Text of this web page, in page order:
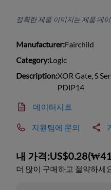
정확한 제품 이미지는 제품 데
Manufacturer:Fairchild
Category:Logic
Description:XOR Gate, S
PDIP14
데이터시트
지원팀에 문의
내 가격:US$0.28(
더 많이 구매하고 절약하세